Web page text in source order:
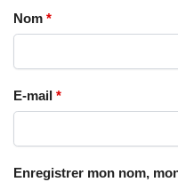
Nom *
E-mail *
Enregistrer mon nom,